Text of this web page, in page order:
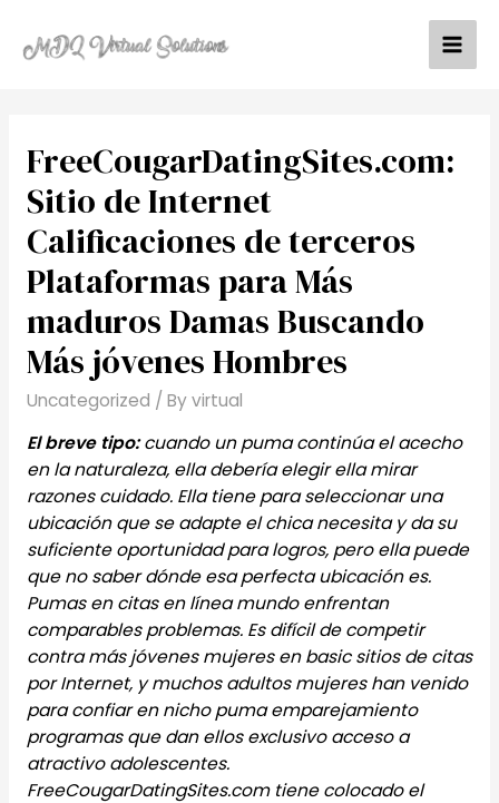
content
FreeCougarDatingSites.com:
Sitio de Internet
Calificaciones de terceros
Plataformas para Más
maduros Damas Buscando
Más jóvenes Hombres
Uncategorized / Byvirtual
El breve tipo:cuando un puma continúa el acecho
en la naturaleza, ella debería elegir ella mirar
razones cuidado. Ella tiene para seleccionar una
ubicación que se adapte el chica necesita y da su
suficiente oportunidad para logros, pero ella puede
que no saber dónde esa perfecta ubicación es.
Pumas en citas en línea mundo enfrentan
comparables problemas. Es difícil de competir
contra más jóvenes mujeres en basic sitios de citas
por Internet, y muchos adultos mujeres han venido
para confiar en nicho puma emparejamiento
programas que dan ellos exclusivo acceso a
atractivo adolescentes.
FreeCougarDatingSites.com tiene colocado el